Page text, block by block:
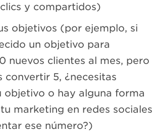
y compartidos)
objetivos (por ejemplo, si
un objetivo para
nuevos clientes al mes, pero
convertir 5, ¿necesitas
objetivo o hay alguna forma
marketing en redes sociales
ese número?)